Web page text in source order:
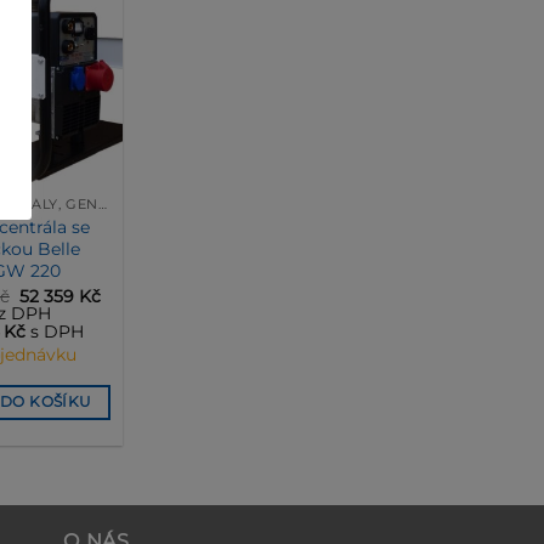
ELEKTROCENTRÁLY, GENERÁTORY
se
Belle
220
Původní
cena
byla:
56 300 Kč.
52 359 KčAktuální
DPH
Kč s DPH
KOŠÍKU